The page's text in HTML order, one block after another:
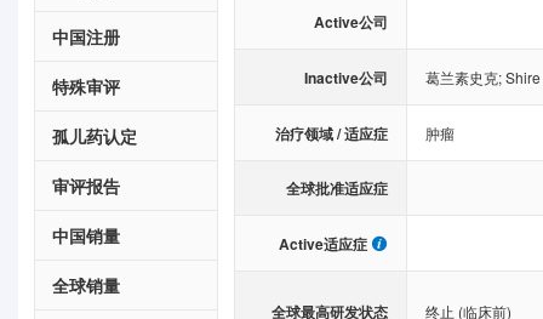
中国注册
特殊审评
孤儿药认定
审评报告
中国销量
全球销量
Active公司
Inactive公司 葛兰素史克;
治疗领域 / 适应症 肿瘤
全球批准适应症
Active适应症
全球最高研发状态 终止 (临床前)